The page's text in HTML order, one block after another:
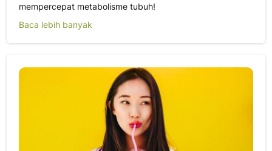
mempercepat metabolisme tubuh!
Baca lebih banyak